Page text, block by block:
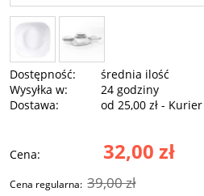
Dostępność:
średnia ilość
Wysyłka w:
24 godziny
Dostawa:
od 25,00 zł - Kurier
Cena nie zawiera ewentualnych
Cena: 32,00 zł
Cena regularna: 39,00 zł